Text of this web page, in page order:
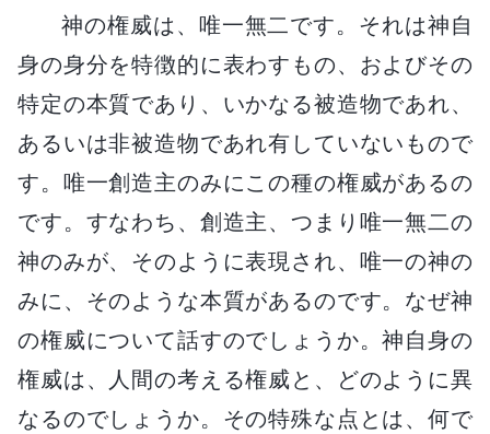
神の権威は、唯一無二です。それは神自
身の身分を特徴的に表わすもの、およびその
特定の本質であり、いかなる被造物であれ、
あるいは非被造物であれ有していないもので
す。唯一創造主のみにこの種の権威があるの
です。すなわち、創造主、つまり唯一無二の
神のみが、そのように表現され、唯一の神の
みに、そのような本質があるのです。なぜ神
の権威について話すのでしょうか。神自身の
権威は、人間の考える権威と、どのように異
なるのでしょうか。その特殊な点とは、何で